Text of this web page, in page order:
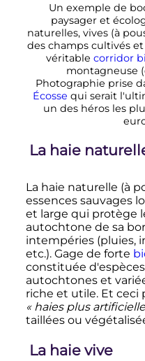
Un exemple de
paysager et
naturelles, vives (à
des champs cultivés
véritable corridor
montagneuse
Photographie prise
Écosse qui serait
un des héros les
La haie
La haie naturelle (à
essences sauvages
et large qui protège
autochtone de sa
intempéries (pluies,
etc.). Gage de forte
constituée
autochtones et
riche et utile. Et ceci
« haies plus
taillées ou
La haie vive